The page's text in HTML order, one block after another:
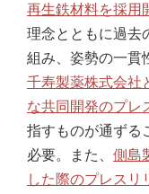
再生鉄材料を採用
理念とともに過去
組み、姿勢の一貫
千寿製薬株式会社
な共同開発のプレ
指すものが通ずる
必要。また、 側島
した際のプレスリ